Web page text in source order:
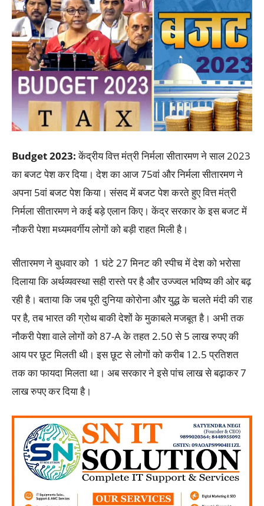
Budget 2023:केंद्रीय वित्त मंत्री निर्मला सीतारमण ने साल 2023
का बजट पेश कर दिया। देश का आज 75वां और निर्मला सीतारमण ने
अपना 5वां बजट पेश किया। संसद में बजट पेश करते हुए वित्त मंत्री
निर्मला सीतारमण ने कई बड़े एलान किए। केंद्र सरकार के इस बजट में
नौकरी पेशा मध्यमवर्गीय लोगों को बड़ी राहत मिली है।
सीतारमण ने बुधवार को 1 घंटे 27 मिनट की स्पीच में देश को भरोसा
दिलाया कि अर्थव्यवस्था सही रास्ते पर है और उज्ज्वल भविष्य की ओर बढ़
रही है। बताया कि जब पूरी दुनिया कोरोना और युद्ध के चलते मंदी की राह
पर है, तब भारत की ग्रोथ बाकी देशों के मुकाबले मजबूत है। अभी तक
नौकरी पेशा वाले लोगों को 87-A के तहत 2.50 से 5 लाख रुपए की
आय पर छूट मिलती थी। इस छूट से लोगों को करीब 12.5 प्रतिशत
तक का फायदा मिलता था। अब सरकार ने इसे पांच लाख से बढ़ाकर 7
लाख रुपए कर दिया है।